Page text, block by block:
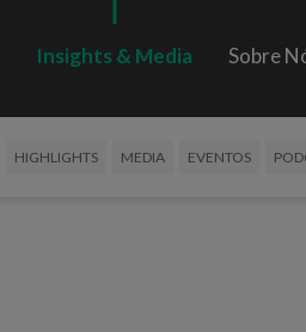
Insights & Media Sobre
HIGHLIGHTS MEDIA EVENTOS